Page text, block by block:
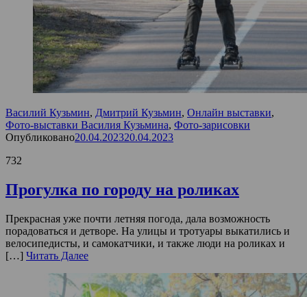
Василий Кузьмин, Дмитрий Кузьмин, Онлайн выставки,
Фото-выставки Василия Кузьмина, Фото-зарисовки
Опубликовано20.04.202320.04.2023
732
Прогулка по городу на роликах
Прекрасная уже почти летняя погода, дала возможность
порадоваться и детворе. На улицы и тротуары выкатились и
велосипедисты, и самокатчики, и также люди на роликах и
[…] Читать Далее